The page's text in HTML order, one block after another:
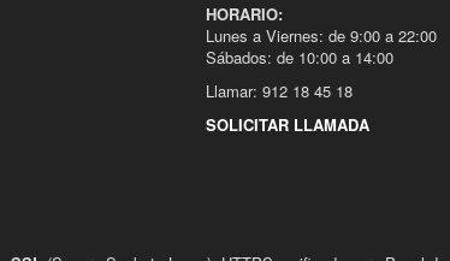
HORARIO:
Lunes a Viernes: de 9:00 a 22:00
Sábados: de 10:00 a 14:00
Llamar: 912 18 45 18
SOLICITAR LLAMADA